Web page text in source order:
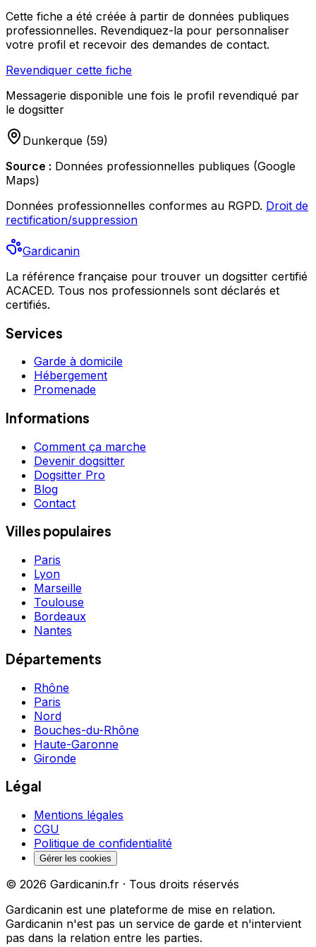
Cette fiche a été créée à partir de données publiques
professionnelles. Revendiquez-la pour personnaliser
votre profil et recevoir des demandes de contact.
Revendiquer cette fiche
Messagerie disponible une fois le profil revendiqué par
le dogsitter
Dunkerque (59)
Source : Données professionnelles publiques (Google
Maps)
Données professionnelles conformes au RGPD. Droit de
rectification/suppression
Gardicanin
La référence française pour trouver un dogsitter certifié
ACACED. Tous nos professionnels sont déclarés et
certifiés.
Services
Garde à domicile
Hébergement
Promenade
Informations
Comment ça marche
Devenir dogsitter
Dogsitter Pro
Blog
Contact
Villes populaires
Paris
Lyon
Marseille
Toulouse
Bordeaux
Nantes
Départements
Rhône
Paris
Nord
Bouches-du-Rhône
Haute-Garonne
Gironde
Légal
Mentions légales
CGU
Politique de confidentialité
Gérer les cookies
© 2026 Gardicanin.fr · Tous droits réservés
Gardicanin est une plateforme de mise en relation.
Gardicanin n'est pas un service de garde et n'intervient
pas dans la relation entre les parties.